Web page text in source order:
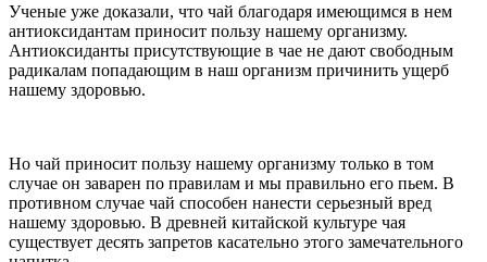
Ученые уже доказали, что чай благодаря имеющимся в нем
антиоксидантам приносит пользу нашему организму.
Антиоксиданты присутствующие в чае не дают свободным
радикалам попадающим в наш организм причинить ущерб
нашему здоровью.
Но чай приносит пользу нашему организму только в том
случае он заварен по правилам и мы правильно его пьем. В
противном случае чай способен нанести серьезный вред
нашему здоровью. В древней китайской культуре чая
существует десять запретов касательно этого замечательного